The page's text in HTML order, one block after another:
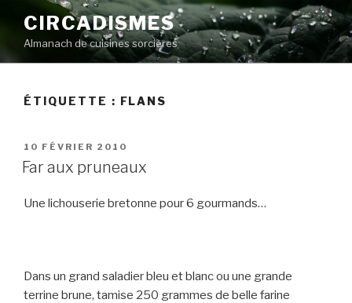
contenu
principal
CIRCADISMES
Almanach de cuisines sorcières
ÉTIQUETTE : FLANS
PUBLIÉ
LE
10 FÉVRIER 2010
Far aux pruneaux
Une lichouserie bretonne pour 6 gourmands…
Dans un grand saladier bleu et blanc ou une grande
terrine brune, tamise 250 grammes de belle farine